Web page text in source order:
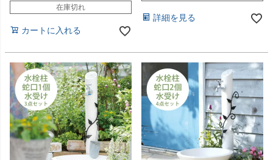
在庫切れ
カートに入れる
詳細を見る